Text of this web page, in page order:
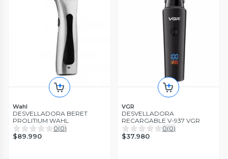
Wahl
DESVELLADORA BERET
PROLITIUM WAHL
0(0)
$89.990
VGR
DESVELLADORA
RECARGABLE V-937 VGR
0(0)
$37.980